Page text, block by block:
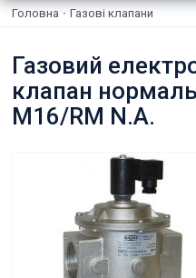
Головна · Газові клапани
Газовий
клапан
M16/RM N.A.